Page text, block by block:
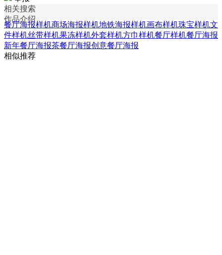
相关搜索
作品介绍
餐厅海报样机商场海报样机地铁海报样机画布样机珠宝样机文
件样机丝带样机果冻样机外套样机方巾样机餐厅样机餐厅海报
新年餐厅海报茶餐厅海报创意餐厅海报
相似推荐